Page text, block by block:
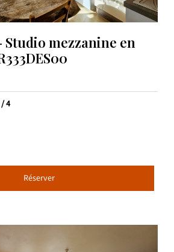
Studio mezzanine en
/ 4
Réserver